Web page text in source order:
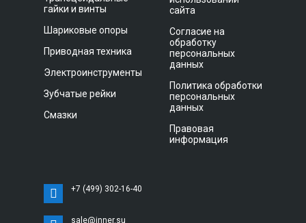
гайки и винты
Шариковые опоры
Приводная техника
Электроинструменты
Зубчатые рейки
Смазки
сайта
Согласие на
обработку
персональных
данных
Политика обработки
персональных
данных
Правовая
информация
+7 (499) 302-16-40
sale@inner.su